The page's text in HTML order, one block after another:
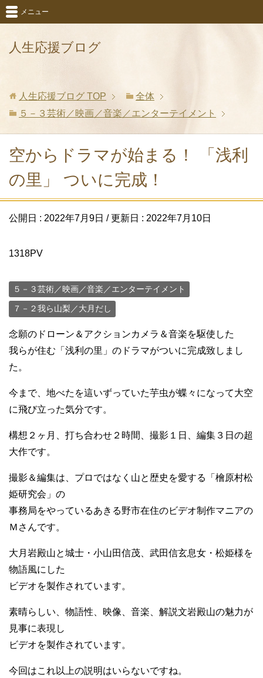
人生応援ブログ
メニュー
人生応援ブログ TOP
全体
５－３芸術／映画／音楽／エンターテイメント
空からドラマが始まる！ 「浅利
の里」 ついに完成！
公開日 : 2022年7月9日 / 更新日 : 2022年7月10日
1318PV
５－３芸術／映画／音楽／エンターテイメント
７－２我ら山梨／大月だし
念願のドローン＆アクションカメラ＆音楽を駆使した
我らが住む「浅利の里」のドラマがついに完成致しまし
た。
今まで、地べたを這いずっていた芋虫が蝶々になって大空
に飛び立った気分です。
構想２ヶ月、打ち合わせ２時間、撮影１日、編集３日の超
大作です。
撮影＆編集は、プロではなく山と歴史を愛する「檜原村松
姫研究会」の
事務局をやっているあきる野市在住のビデオ制作マニアの
Ｍさんです。
大月岩殿山と城士・小山田信茂、武田信玄息女・松姫様を
物語風にした
ビデオを製作されています。
素晴らしい、物語性、映像、音楽、解説文岩殿山の魅力が
見事に表現し
ビデオを製作されています。
今回はこれ以上の説明はいらないですね。